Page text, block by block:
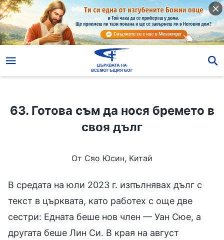
63. Готова съм да нося бремето в своя дълг
63. Готова съм да нося бремето в
своя дълг
От Сяо Юсин, Китай
В средата на юли 2023 г. изпълнявах дълг с
текст в църквата, като работех с още две
сестри: Едната беше нов член — Уан Сюе, а
другата беше Лин Си. В края на август